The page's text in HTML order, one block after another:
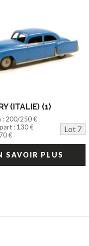
(ITALIE) (1)
: 200/250 €
: 130 €
Lot 7
€
SAVOIR PLUS